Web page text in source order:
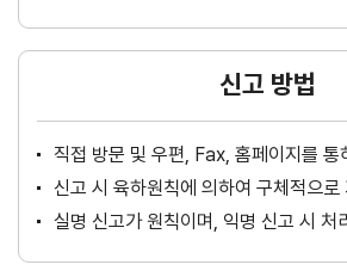
신고 방법
직접 방문 및 우편, Fax, 홈페이지를 통
신고 시 육하원칙에 의하여 구체적으로
실명 신고가 원칙이며, 익명 신고 시 처